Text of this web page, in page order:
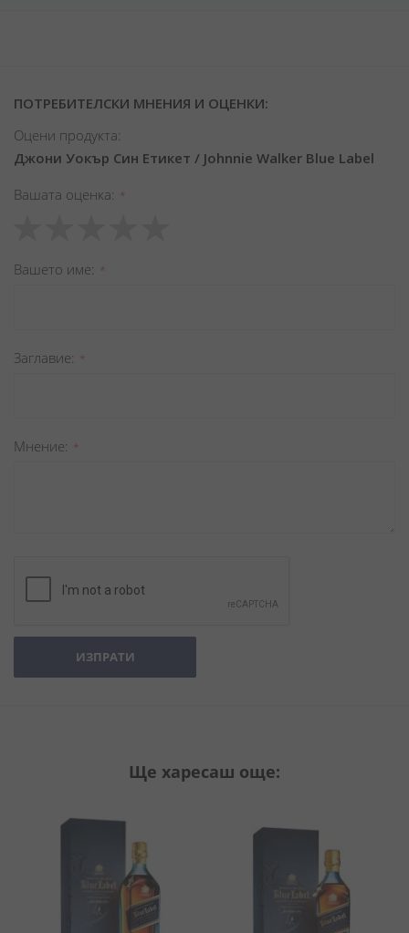
ПОТРЕБИТЕЛСКИ МНЕНИЯ И ОЦЕНКИ:
Оцени продукта:
Джони Уокър Син Етикет / Johnnie Walker Blue Label
Вашата оценка
star
stars
stars
stars
stars
Вашето име
Заглавиe
Мнение
ИЗПРАТИ
Ще харесаш още: